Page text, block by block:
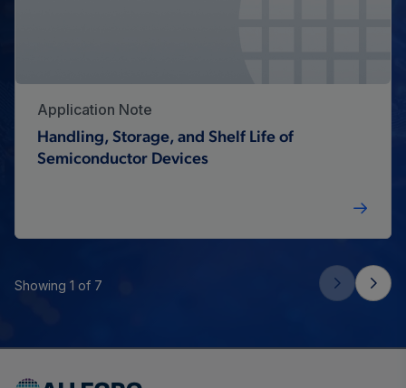
Application Note
Handling, Storage, and Shelf Life of
Semiconductor Devices
Showing 1 of 7